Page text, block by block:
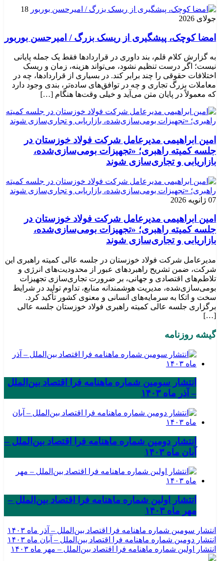
18
جولای 2026
امضا کوچک، پیشگیری از ریسک بزرگ / امیرحسن بوربور
به گزارش کلام قلم، بند داوری در قراردادها فقط یک جمله پایانی
نیست؛ اگر درست تنظیم نشود، می‌تواند هزینه، زمان و ریسک
اختلافات حقوقی را چند برابر کند. در بسیاری از قراردادها، چه در
معاملات بزرگ تجاری و چه در توافق‌های ساده‌تر، بندی وجود دارد
که معمولاً در پایان متن می‌آید و خیلی وقت‌ها هنگام […]
امین ابراهیمی مدیرعامل شرکت فولاد خوزستان در
جلسه کمیته راهبری؛ «تجهیزات بومی‌سازی‌شده،
بازاریابی و تجاری‌سازی شوند
07 ژانویه 2026
امین ابراهیمی مدیرعامل شرکت فولاد خوزستان در
جلسه کمیته راهبری؛ «تجهیزات بومی‌سازی‌شده،
بازاریابی و تجاری‌سازی شوند
مدیرعامل شرکت فولاد خوزستان در جلسه عالی کمیته راهبری این
شرکت، ضمن تشریح راهبردهای عبور از محدودیت‌های انرژی و
تلاطم‌های اقتصادی و جهانی، بر ضرورت تجاری‌سازی تجهیزات
بومی‌سازی‌شده، مدیریت هوشمندانه منابع، تداوم تولید در شرایط
سخت و اتکا به سرمایه‌های انسانی و معنوی کشور تأکید کرد.
برگزاری جلسه عالی کمیته راهبری فولاد خوزستان جلسه عالی
[…]
گیشه روزنامه
انتشار سومین شماره ماهنامه فرا اقتصاد بین‌الملل
– آذر ماه ۱۴۰۳
انتشار دومین شماره ماهنامه فرا اقتصاد بین‌الملل –
آبان ماه ۱۴۰۳
انتشار اولین شماره ماهنامه فرا اقتصاد بین‌الملل –
مهر ماه ۱۴۰۳
انتشار سومین شماره ماهنامه فرا اقتصاد بین‌الملل – آذر ماه ۱۴۰۳
انتشار دومین شماره ماهنامه فرا اقتصاد بین‌الملل – آبان ماه ۱۴۰۳
انتشار اولین شماره ماهنامه فرا اقتصاد بین‌الملل – مهر ماه ۱۴۰۳